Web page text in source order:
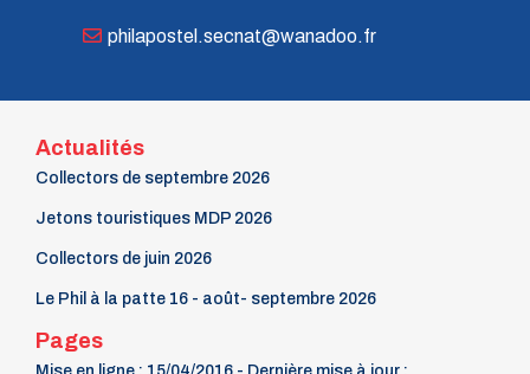
philapostel.secnat@wanadoo.fr
Actualités
Collectors de septembre 2026
Jetons touristiques MDP 2026
Collectors de juin 2026
Le Phil à la patte 16 - août- septembre 2026
Pages